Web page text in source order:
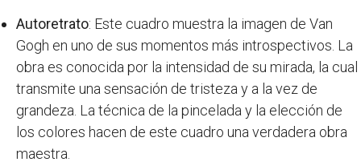
Autoretrato: Este cuadro muestra la imagen de Van
Gogh en uno de sus momentos más introspectivos. La
obra es conocida por la intensidad de su mirada, la cual
transmite una sensación de tristeza y a la vez de
grandeza. La técnica de la pincelada y la elección de
los colores hacen de este cuadro una verdadera obra
maestra.